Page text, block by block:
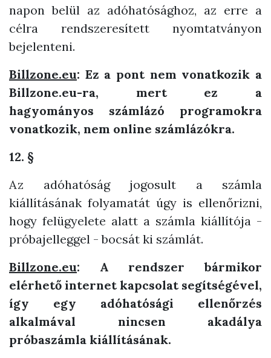
napon belül az adóhatósághoz, az erre a
célra rendszeresített nyomtatványon
bejelenteni.
Billzone.eu: Ez a pont nem vonatkozik a
Billzone.eu-ra, mert ez a
hagyományos számlázó programokra
vonatkozik, nem online számlázókra.
12. §
Az adóhatóság jogosult a számla
kiállításának folyamatát úgy is ellenőrizni,
hogy felügyelete alatt a számla kiállítója -
próbajelleggel - bocsát ki számlát.
Billzone.eu: A rendszer bármikor
elérhető internet kapcsolat segítségével,
így egy adóhatósági ellenőrzés
alkalmával nincsen akadálya
próbaszámla kiállításának.